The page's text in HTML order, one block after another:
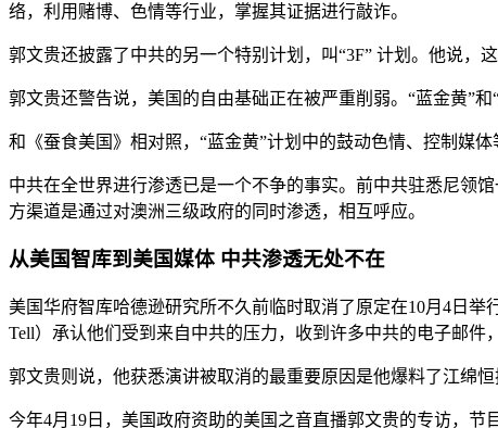
络，利用赌博、色情等行业，掌握其证据进行敲诈。
郭文贵还披露了中共的另一个特别计划，叫“3F” 计划。他说，
郭文贵还警告说，美国的自由基础正在被严重削弱。“蓝金黄”
和《蚕食美国》相对照，“蓝金黄”计划中的鼓动色情、控制媒
中共在全世界进行渗透已是一个不争的事实。前中共驻悉尼领
方渠道是通过对澳洲三级政府的同时渗透，相互呼应。
从美国智库到美国媒体 中共渗透无处不在
美国华府智库哈德逊研究所不久前临时取消了原定在10月4日
Tell）承认他们受到来自中共的压力，收到许多中共的电子邮
郭文贵则说，他获悉演讲被取消的最重要原因是他爆料了江绵
今年4月19日，美国政府资助的美国之音直播郭文贵的专访，